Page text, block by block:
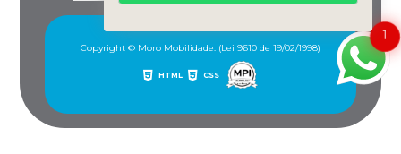
Copyright © Moro Mobilidade. (Lei 9610 de 19/02/1998)
HTML CSS
1